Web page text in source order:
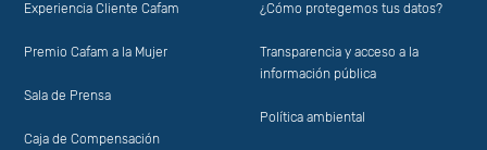
Experiencia Cliente Cafam
Premio Cafam a la Mujer
Sala de Prensa
Caja de Compensación
¿Cómo protegemos tus datos?
Transparencia y acceso a la
información pública
Política ambiental